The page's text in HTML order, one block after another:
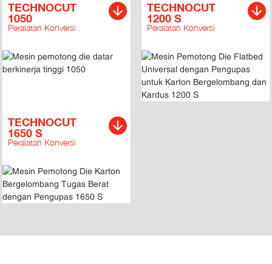
TECHNOCUT
1050
Peralatan Konversi
TECHNOCUT
1200 S
Peralatan Konversi
TECHNOCUT
1650 S
Peralatan Konversi